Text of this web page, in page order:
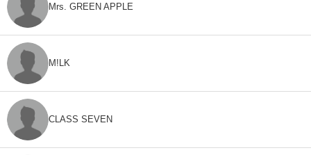
Mrs. GREEN APPLE
M!LK
CLASS SEVEN